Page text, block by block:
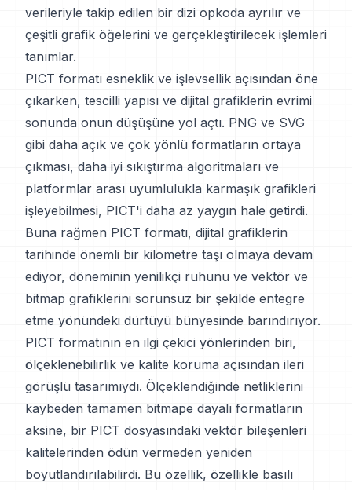
verileriyle takip edilen bir dizi opkoda ayrılır ve
çeşitli grafik öğelerini ve gerçekleştirilecek işlemleri
tanımlar.
PICT formatı esneklik ve işlevsellik açısından öne
çıkarken, tescilli yapısı ve dijital grafiklerin evrimi
sonunda onun düşüşüne yol açtı. PNG ve SVG
gibi daha açık ve çok yönlü formatların ortaya
çıkması, daha iyi sıkıştırma algoritmaları ve
platformlar arası uyumlulukla karmaşık grafikleri
işleyebilmesi, PICT'i daha az yaygın hale getirdi.
Buna rağmen PICT formatı, dijital grafiklerin
tarihinde önemli bir kilometre taşı olmaya devam
ediyor, döneminin yenilikçi ruhunu ve vektör ve
bitmap grafiklerini sorunsuz bir şekilde entegre
etme yönündeki dürtüyü bünyesinde barındırıyor.
PICT formatının en ilgi çekici yönlerinden biri,
ölçeklenebilirlik ve kalite koruma açısından ileri
görüşlü tasarımıydı. Ölçeklendiğinde netliklerini
kaybeden tamamen bitmape dayalı formatların
aksine, bir PICT dosyasındaki vektör bileşenleri
kalitelerinden ödün vermeden yeniden
boyutlandırılabilirdi. Bu özellik, özellikle basılı